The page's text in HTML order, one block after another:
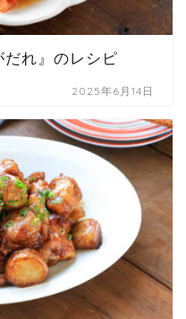
だれ』のレシピ
2025年6月14日